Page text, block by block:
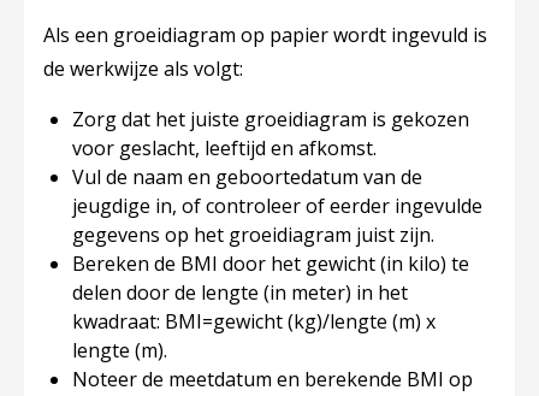
Als een groeidiagram op papier wordt ingevuld is
de werkwijze als volgt:
Zorg dat het juiste groeidiagram is gekozen
voor geslacht, leeftijd en afkomst.
Vul de naam en geboortedatum van de
jeugdige in, of controleer of eerder ingevulde
gegevens op het groeidiagram juist zijn.
Bereken de BMI door het gewicht (in kilo) te
delen door de lengte (in meter) in het
kwadraat: BMI=gewicht (kg)/lengte (m) x
lengte (m).
Noteer de meetdatum en berekende BMI op